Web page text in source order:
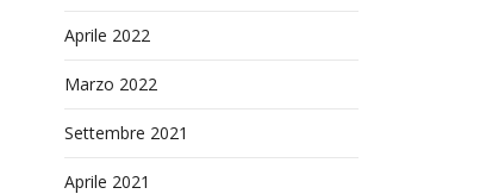
Aprile 2022
Marzo 2022
Settembre 2021
Aprile 2021